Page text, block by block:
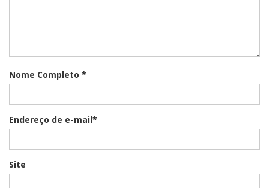
Nome Completo *
Endereço de e-mail*
Site